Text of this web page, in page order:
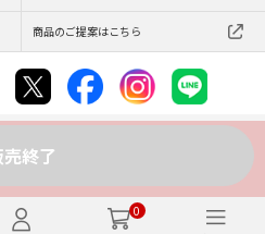
0
売終了
商品のご提案はこちら